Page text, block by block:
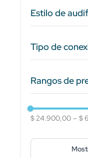
Audífonos
Estilo de vida
Tecnología
Estilo de
Over-ear
Bone
Tipo de
USB
Bluetooth
Inalámbricos
Rangos de
$ 24.900,00 – $